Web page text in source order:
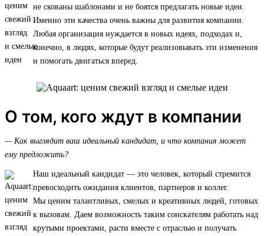
не скованы шаблонами и не боятся предлагать новые идеи.
Именно эти качества очень важны для развития компании.
Любая организация нуждается в новых идеях, подходах и,
конечно, в людях, которые будут реализовывать эти изменения
и помогать двигаться вперед.
О том, кого ждут в компании
— Как выглядит ваш идеальный кандидат, и что компания может
ему предложить?
Наш идеальный кандидат — это человек, который стремится
превосходить ожидания клиентов, партнеров и коллег.
Мы ценим талантливых, смелых и креативных людей, готовых
к вызовам. Даем возможность таким соискателям работать над
крутыми проектами, расти вместе с отраслью и получать